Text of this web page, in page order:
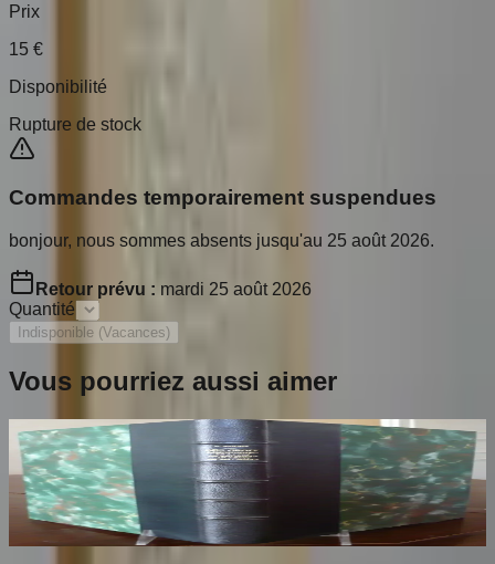
Prix
15 €
Disponibilité
Rupture de stock
Commandes temporairement suspendues
bonjour, nous sommes absents jusqu'au 25 août 2026.
Retour prévu : mardi 25 août 2026
Quantité
Indisponible (Vacances)
Vous pourriez aussi aimer
Les Croix Limousines de la Fin du XIIe au
début du XIVe siècles
THOBY Paul